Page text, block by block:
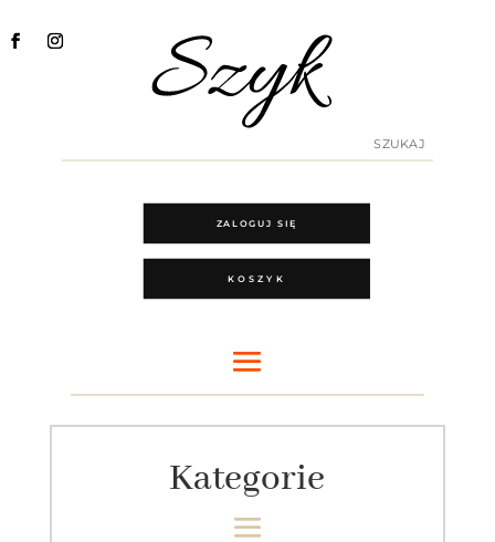
ZALOGUJ SIĘ
KOSZYK
Kategorie